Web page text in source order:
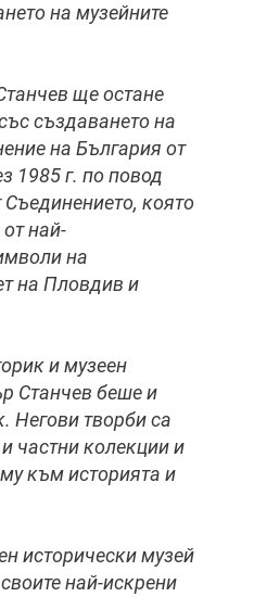
на музейните
ще остане
създаването на
на България от
1985 г. по повод
която
най-
на
на Пловдив и
и музеен
Станчев беше и
Негови творби са
частни колекции и
към историята и
исторически музей
най-искрени